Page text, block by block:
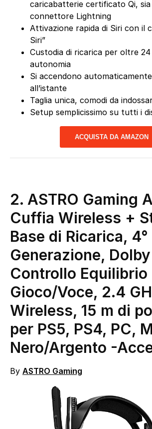
caricabatterie certificato Qi,
connettore Lightning
Attivazione rapida di Siri con il
Siri”
Custodia di ricarica per oltre
autonomia
Si accendono
all’istante
Taglia unica, comodi da
Setup semplicissimo su tutti i
ACQUISTA DA AMAZON
2. ASTRO Gaming
Cuffia Wireless +
Base di Ricarica, 4°
Generazione,
Controllo Equilibrio
Gioco/Voce, 2.4
Wireless, 15 m di
per PS5, PS4, PC,
Nero/Argento -
By ASTRO Gaming